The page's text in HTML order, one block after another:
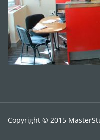
Copyright © 2015